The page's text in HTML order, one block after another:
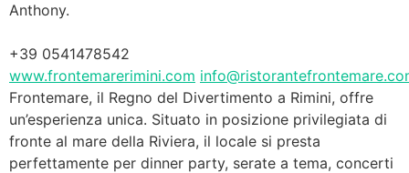
Anthony.
+39 0541478542
www.frontemarerimini.com
Frontemare, il Regno del Divertimento a Rimini, offre
un’esperienza unica. Situato in posizione privilegiata di
fronte al mare della Riviera, il locale si presta
perfettamente per dinner party, serate a tema, concerti